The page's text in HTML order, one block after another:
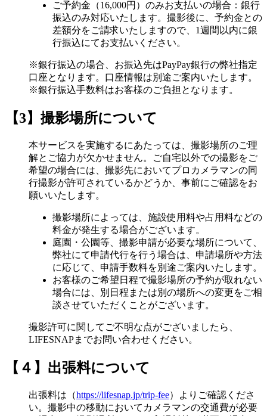
ご予約金（16,000円）のみお支払いの場合：銀行
振込のみ対応いたします。撮影後に、予約金との
差額分をご請求いたしますので、1週間以内に銀
行振込にてお支払いください。
※銀行振込の場合、お振込先はPayPay銀行の弊社指定
口座となります。口座情報は別途ご案内いたします。
※銀行振込手数料はお客様のご負担となります。
【3】撮影場所について
本サービスを実施するにあたっては、撮影場所のご理
解とご協力が欠かせません。ご自宅以外での撮影をご
希望の場合には、撮影先においてプロカメラマンの同
行撮影が許可されているかどうか、事前にご確認をお
願いいたします。
撮影場所によっては、施設使用料や占用料などの
料金が発生する場合がございます。
庭園・公園等、撮影申請が必要な場所について、
弊社にて申請代行を行う場合は、申請場所や方法
に応じて、申請手数料を別途ご案内いたします。
お客様のご希望日程で撮影場所の予約が取れない
場合には、別日程または別の場所への変更をご相
談させていただくことがございます。
撮影許可に関してご不明な点がございましたら、
LIFESNAPまでお問い合わせください。
【４】出張料について
出張料は（https://lifesnap.jp/trip-fee）よりご確認くださ
い。撮影中の移動においてカメラマンの交通費が必要